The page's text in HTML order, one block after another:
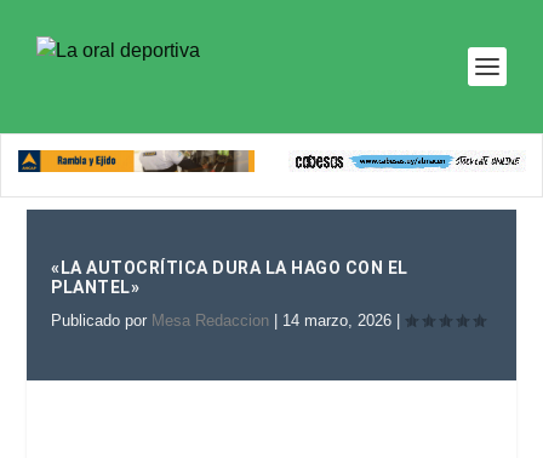
«LA AUTOCRÍTICA DURA LA HAGO CON EL
PLANTEL»
Publicado por Mesa Redaccion 14 marzo, 2026